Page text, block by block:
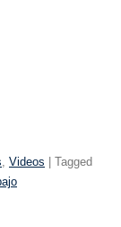
Videos | Tagged